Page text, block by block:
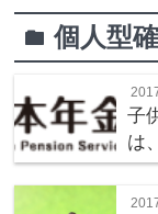
folder個人型
子
は